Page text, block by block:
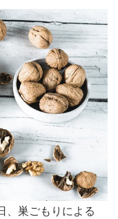
、巣ごもりによる